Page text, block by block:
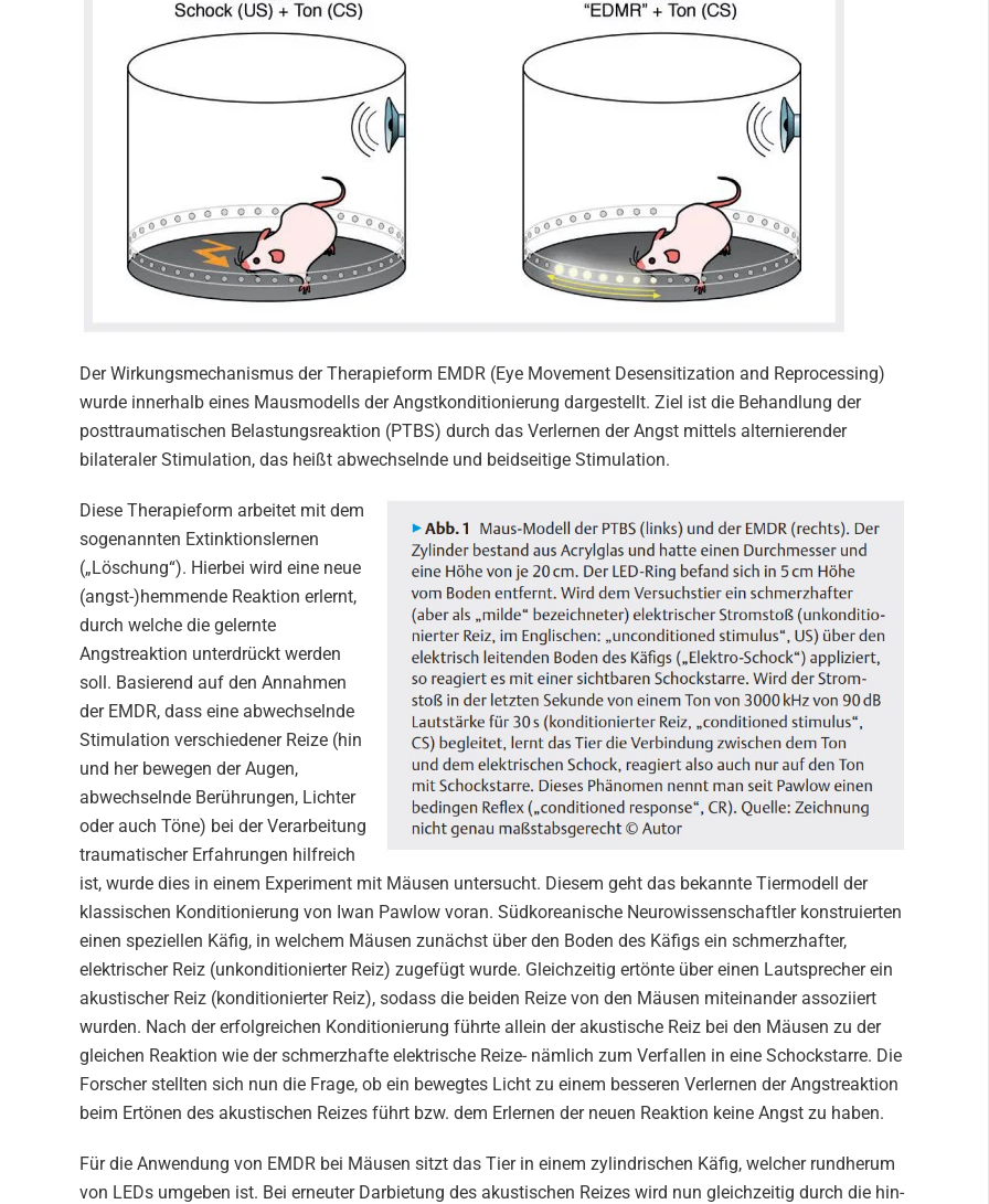
Der Wirkungsmechanismus der Therapieform EMDR (Eye Movement Desensitization and Reprocessing)
wurde innerhalb eines Mausmodells der Angstkonditionierung dargestellt. Ziel ist die Behandlung der
posttraumatischen Belastungsreaktion (PTBS) durch das Verlernen der Angst mittels alternierender
bilateraler Stimulation, das heißt abwechselnde und beidseitige Stimulation.
Diese Therapieform arbeitet mit dem
sogenannten Extinktionslernen
(„Löschung“). Hierbei wird eine neue
(angst-)hemmende Reaktion erlernt,
durch welche die gelernte
Angstreaktion unterdrückt werden
soll. Basierend auf den Annahmen
der EMDR, dass eine abwechselnde
Stimulation verschiedener Reize (hin
und her bewegen der Augen,
abwechselnde Berührungen, Lichter
oder auch Töne) bei der Verarbeitung
traumatischer Erfahrungen hilfreich
ist, wurde dies in einem Experiment mit Mäusen untersucht. Diesem geht das bekannte Tiermodell der
klassischen Konditionierung von Iwan Pawlow voran. Südkoreanische Neurowissenschaftler konstruierten
einen speziellen Käfig, in welchem Mäusen zunächst über den Boden des Käfigs ein schmerzhafter,
elektrischer Reiz (unkonditionierter Reiz) zugefügt wurde. Gleichzeitig ertönte über einen Lautsprecher ein
akustischer Reiz (konditionierter Reiz), sodass die beiden Reize von den Mäusen miteinander assoziiert
wurden. Nach der erfolgreichen Konditionierung führte allein der akustische Reiz bei den Mäusen zu der
gleichen Reaktion wie der schmerzhafte elektrische Reize- nämlich zum Verfallen in eine Schockstarre. Die
Forscher stellten sich nun die Frage, ob ein bewegtes Licht zu einem besseren Verlernen der Angstreaktion
beim Ertönen des akustischen Reizes führt bzw. dem Erlernen der neuen Reaktion keine Angst zu haben.
Für die Anwendung von EMDR bei Mäusen sitzt das Tier in einem zylindrischen Käfig, welcher rundherum
von LEDs umgeben ist. Bei erneuter Darbietung des akustischen Reizes wird nun gleichzeitig durch die hin-